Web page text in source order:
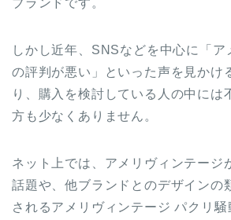
しかし近年、SNSなどを中心に「ア
の評判が悪い」といった声を見かけ
り、購入を検討している人の中には
方も少なくありません。
ネット上では、アメリヴィンテージ
話題や、他ブランドとのデザインの
されるアメリヴィンテージ パクリ騒